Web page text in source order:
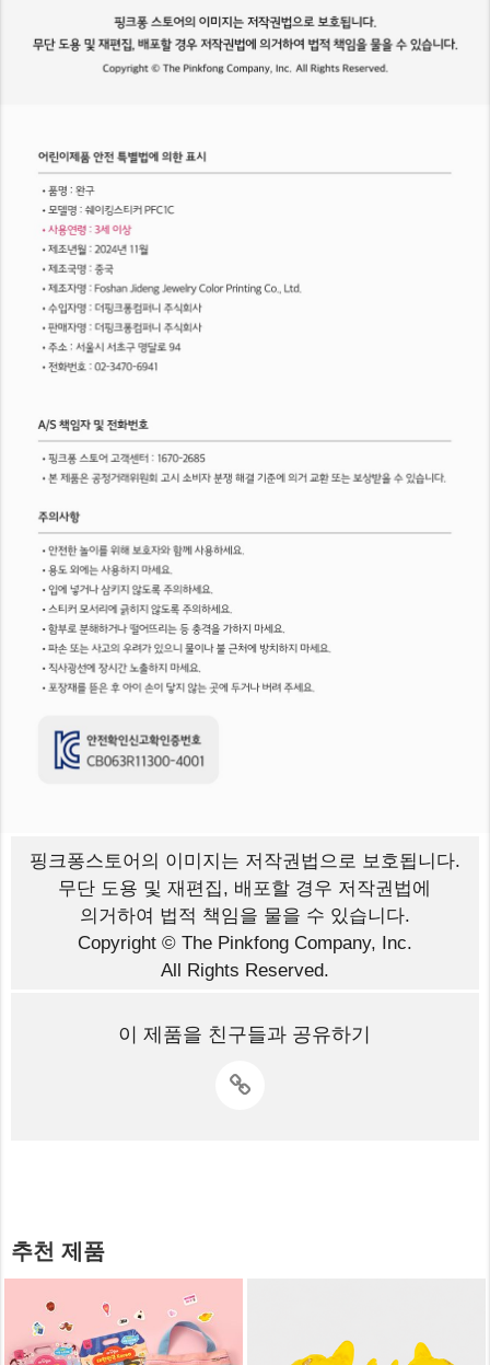
핑크퐁스토어의 이미지는 저작권법으로 보호됩니다.
무단 도용 및 재편집, 배포할 경우 저작권법에
의거하여 법적 책임을 물을 수 있습니다.
Copyright © The Pinkfong Company, Inc.
All Rights Reserved.
이 제품을 친구들과 공유하기
추천 제품